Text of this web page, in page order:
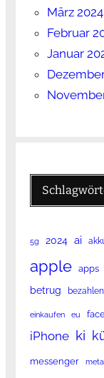
März 2024
Februar
Januar
5g 2024 ai
apple apps
betrug bezahlen
einkaufen eu
iPhone ki
messenger meta